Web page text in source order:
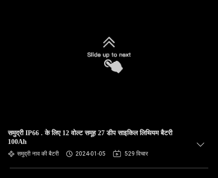
समुद्री IP66 . के लिए 12 वोल्ट समूह 27 डीप साइकिल लिथियम बैटरी
100Ah
समुद्री नाव की बैटरी 2024-01-05 529 विचार